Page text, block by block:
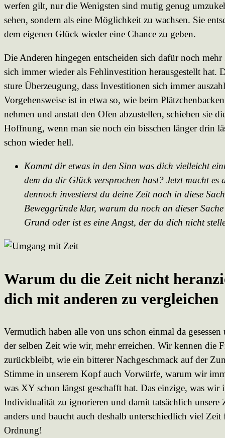
werfen gilt, nur die Wenigsten sind mutig genug
sehen, sondern als eine Möglichkeit zu wachsen. Sie
dem eigenen Glück wieder eine Chance zu geben.
Die Anderen hingegen entscheiden sich dafür noch
sich immer wieder als Fehlinvestition herausgestellt hat.
sture Überzeugung, dass Investitionen sich immer
Vorgehensweise ist in etwa so, wie beim
nehmen und anstatt den Ofen abzustellen, schieben sie
Hoffnung, wenn man sie noch ein bisschen länger drin
schon wieder hell.
Kommt dir etwas in den Sinn was dich vielleicht
dem du dir Glück versprochen hast? Jetzt macht
dennoch investierst du deine Zeit noch in diese
Beweggründe klar, warum du noch an dieser
Grund oder ist es eine Angst, der du dich nicht
Warum du die Zeit nicht
dich mit anderen zu vergleichen
Vermutlich haben alle von uns schon einmal da
der selben Zeit wie wir, mehr erreichen. Wir kennen die
zurückbleibt, wie ein bitterer Nachgeschmack auf der
Stimme in unserem Kopf auch Vorwürfe, warum wir
was XY schon längst geschafft hat. Das einzige, was wir
Individualität zu ignorieren und damit tatsächlich unsere
anders und baucht auch deshalb unterschiedlich viel
Ordnung!